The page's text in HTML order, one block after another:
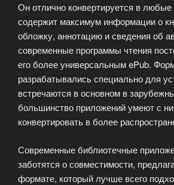
Он отлично конвертируется в
содержит максимум информации о
обложку, аннотацию и сведения об
современные программы чтения
его более универсальным ePub.
разрабатывались специально для
встречаются в основном в
большинство приложений умеют с
конвертировать в более
Современные библиотечные
заботятся о совместимости,
формате, который лучше всего